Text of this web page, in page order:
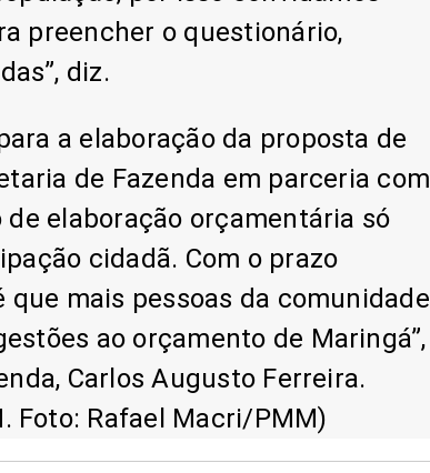
preencher o questionário,
diz.
a elaboração da proposta de
de Fazenda em parceria com
de elaboração orçamentária só
cidadã. Com o prazo
que mais pessoas da comunidade
ao orçamento de Maringá”,
Carlos Augusto Ferreira.
Foto: Rafael Macri/PMM)